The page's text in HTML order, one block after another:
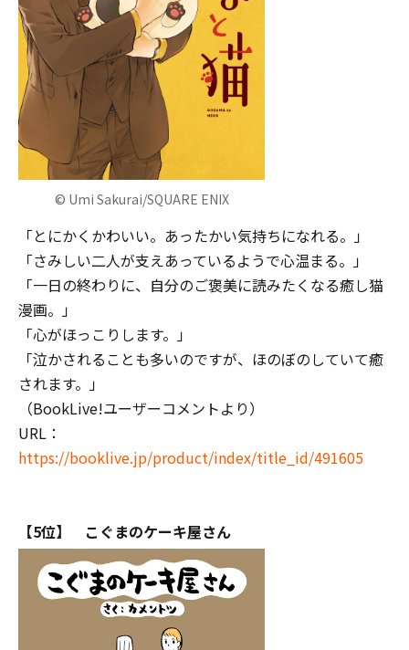
© Umi Sakurai/SQUARE ENIX
「とにかくかわいい。あったかい気持ちになれる。」
「さみしい二人が支えあっているようで心温まる。」
「一日の終わりに、自分のご褒美に読みたくなる癒し猫
漫画。」
「心がほっこりします。」
「泣かされることも多いのですが、ほのぼのしていて癒
されます。」
（BookLive!ユーザーコメントより）
URL：
https://booklive.jp/product/index/title_id/491605
【5位】 こぐまのケーキ屋さん